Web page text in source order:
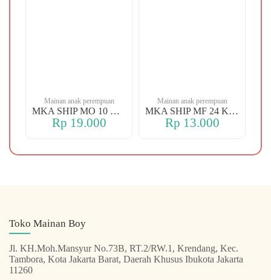
Mainan anak perempuan
MKA SHIP MO 10 CHERRY
Rp 19.000
Mainan anak perempuan
MKA SHIP MF 24 KERANJANG
Rp 13.000
Toko Mainan Boy
Jl. KH.Moh.Mansyur No.73B, RT.2/RW.1, Krendang, Kec.
Tambora, Kota Jakarta Barat, Daerah Khusus Ibukota Jakarta
11260